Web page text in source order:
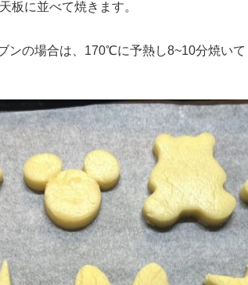
板に並べて焼きます。
の場合は、170℃に予熱し8~10分焼いて